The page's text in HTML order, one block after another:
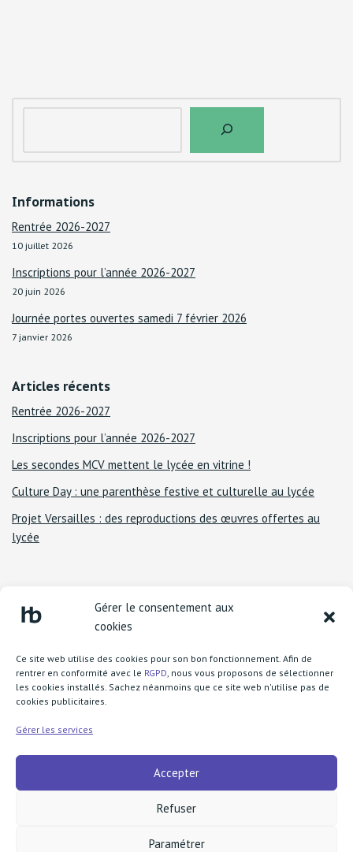
Gérer le consentement aux
cookies
Ce site web utilise des cookies pour son bon fonctionnement. Afin de
rentrer en conformité avec le RGPD, nous vous proposons de sélectionner
les cookies installés. Sachez néanmoins que ce site web n'utilise pas de
cookies publicitaires.
Gérer les services
Accepter
Refuser
Paramétrer
Informations
Rentrée 2026-2027
10 juillet 2026
Inscriptions pour l’année 2026-2027
20 juin 2026
Journée portes ouvertes samedi 7 février 2026
7 janvier 2026
Articles récents
Rentrée 2026-2027
Inscriptions pour l’année 2026-2027
Les secondes MCV mettent le lycée en vitrine !
Culture Day : une parenthèse festive et culturelle au lycée
Projet Versailles : des reproductions des œuvres offertes au
lycée
Lycée Henri Becquerel
1 boulevard Henri Rousselle
call +33 1 64 08 73 83